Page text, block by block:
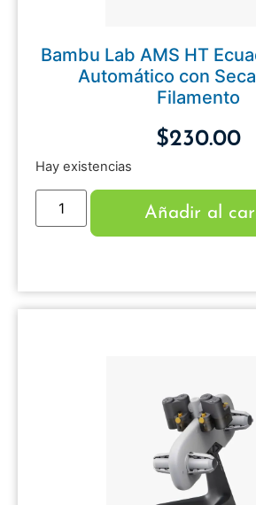
Bambu Lab AMS HT
Automático con
Filamento
$230.00
Hay existencias
Añadir al